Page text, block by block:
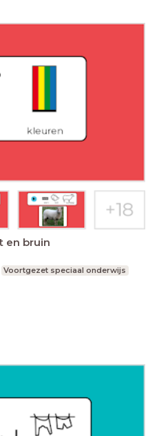
en bruin
Voortgezet speciaal onderwijs